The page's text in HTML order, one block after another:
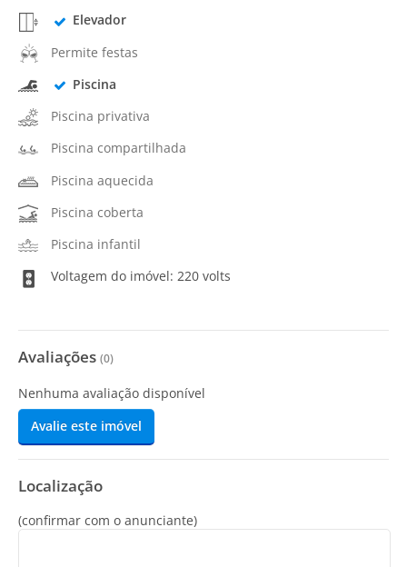
Elevador
Permite festas
Piscina
Piscina privativa
Piscina compartilhada
Piscina aquecida
Piscina coberta
Piscina infantil
Voltagem do imóvel: 220 volts
Avaliações (0)
Nenhuma avaliação disponível
Avalie este imóvel
Localização
(confirmar com o anunciante)